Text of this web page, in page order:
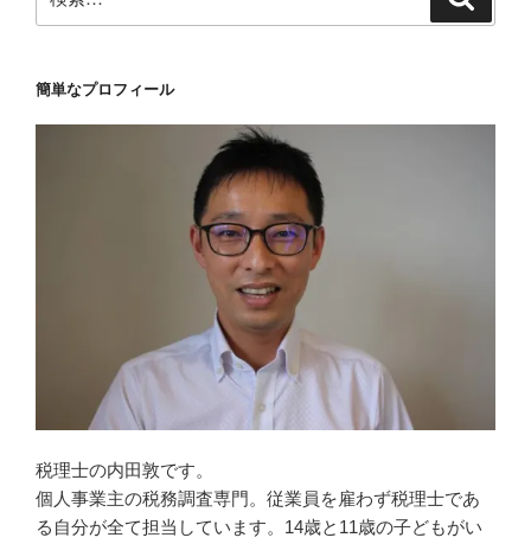
索:
簡単なプロフィール
税理士の内田敦です。
個人事業主の税務調査専門。従業員を雇わず税理士であ
る自分が全て担当しています。14歳と11歳の子どもがい